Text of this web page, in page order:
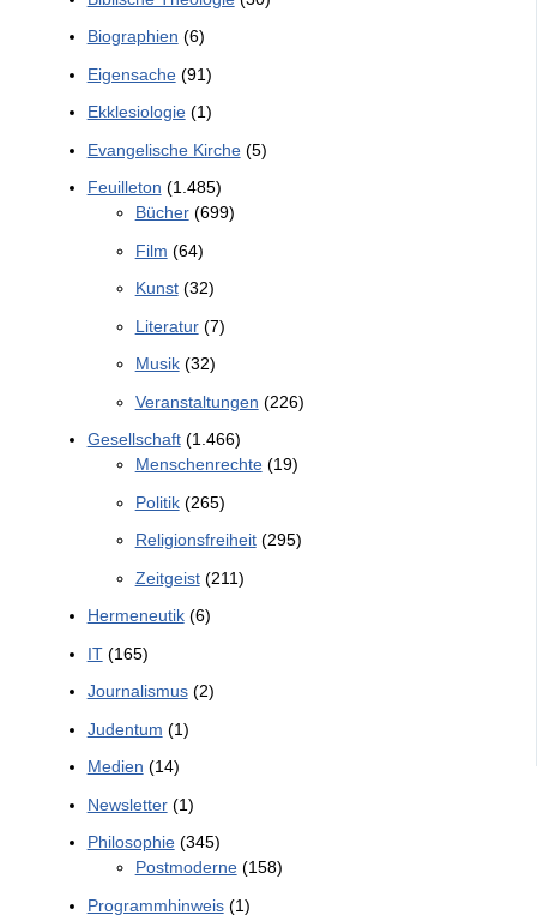
Biographien (6)
Eigensache(91)
Ekklesiologie(1)
Evangelische Kirche(5)
Feuilleton (1.485)
Bücher(699)
Film (64)
Kunst(32)
Literatur(7)
Musik(32)
Veranstaltungen (226)
Gesellschaft(1.466)
Menschenrechte(19)
Politik(265)
Religionsfreiheit(295)
Zeitgeist(211)
Hermeneutik(6)
IT(165)
Journalismus(2)
Judentum (1)
Medien (14)
Newsletter(1)
Philosophie(345)
Postmoderne(158)
Programmhinweis(1)